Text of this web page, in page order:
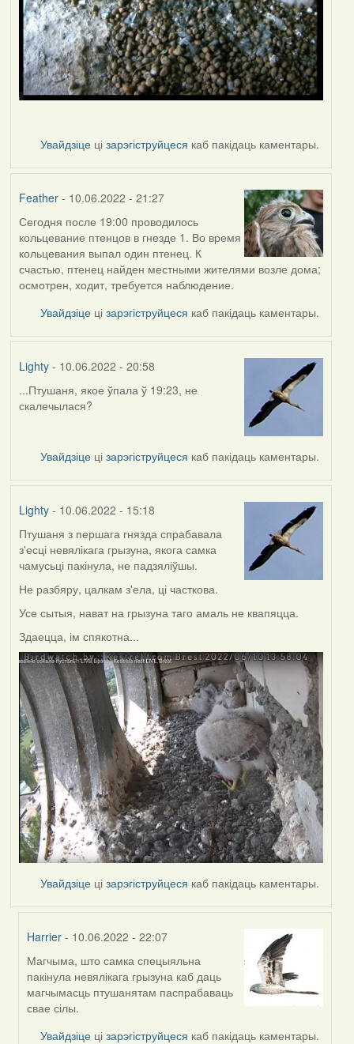
Увайдзіце цізарэгіструйцеся каб пакідаць каментары.
Feather- 10.06.2022 - 21:27
Сегодня после 19:00 проводилось
кольцевание птенцов в гнезде 1. Во время
кольцевания выпал один птенец. К
счастью, птенец найден местными жителями возле дома;
осмотрен, ходит, требуется наблюдение.
Увайдзіце цізарэгіструйцеся каб пакідаць каментары.
Lighty- 10.06.2022 - 20:58
...Птушаня, якое ўпала ў 19:23, не
скалечылася?
Увайдзіце цізарэгіструйцеся каб пакідаць каментары.
Lighty- 10.06.2022 - 15:18
Птушаня з першага гнязда спрабавала
з'есці невялікага грызуна, якога самка
чамусьці пакінула, не падзяліўшы.
Не разбяру, цалкам з'ела, ці часткова.
Усе сытыя, нават на грызуна таго амаль не квапяцца.
Здаецца, ім спякотна...
Увайдзіце цізарэгіструйцеся каб пакідаць каментары.
Harrier - 10.06.2022 - 22:07
In
reply
to
by
Lighty
Магчыма, што самка спецыяльна
пакінула невялікага грызуна каб даць
магчымасць птушанятам паспрабаваць
свае сілы.
Увайдзіце цізарэгіструйцеся каб пакідаць каментары.